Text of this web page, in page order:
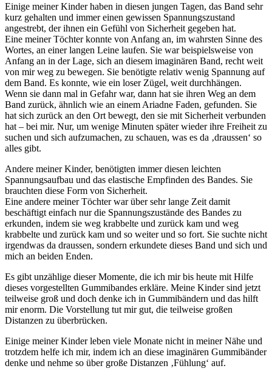
Einige meiner Kinder haben in diesen jungen Tagen, das Band sehr
kurz gehalten und immer einen gewissen Spannungszustand
angestrebt, der ihnen ein Gefühl von Sicherheit gegeben hat.
Eine meiner Töchter konnte von Anfang an, im wahrsten Sinne des
Wortes, an einer langen Leine laufen. Sie war beispielsweise von
Anfang an in der Lage, sich an diesem imaginären Band, recht weit
von mir weg zu bewegen. Sie benötigte relativ wenig Spannung auf
dem Band. Es konnte, wie ein loser Zügel, weit durchhängen.
Wenn sie dann mal in Gefahr war, dann hat sie ihren Weg an dem
Band zurück, ähnlich wie an einem Ariadne Faden, gefunden. Sie
hat sich zurück an den Ort bewegt, den sie mit Sicherheit verbunden
hat – bei mir. Nur, um wenige Minuten später wieder ihre Freiheit zu
suchen und sich aufzumachen, zu schauen, was es da ‚draussen‘ so
alles gibt.
Andere meiner Kinder, benötigten immer diesen leichten
Spannungsaufbau und das elastische Empfinden des Bandes. Sie
brauchten diese Form von Sicherheit.
Eine andere meiner Töchter war über sehr lange Zeit damit
beschäftigt einfach nur die Spannungszustände des Bandes zu
erkunden, indem sie weg krabbelte und zurück kam und weg
krabbelte und zurück kam und so weiter und so fort. Sie suchte nicht
irgendwas da draussen, sondern erkundete dieses Band und sich und
mich an beiden Enden.
Es gibt unzählige dieser Momente, die ich mir bis heute mit Hilfe
dieses vorgestellten Gummibandes erkläre. Meine Kinder sind jetzt
teilweise groß und doch denke ich in Gummibändern und das hilft
mir enorm. Die Vorstellung tut mir gut, die teilweise großen
Distanzen zu überbrücken.
Einige meiner Kinder leben viele Monate nicht in meiner Nähe und
trotzdem helfe ich mir, indem ich an diese imaginären Gummibänder
denke und nehme so über große Distanzen ‚Fühlung‘ auf.